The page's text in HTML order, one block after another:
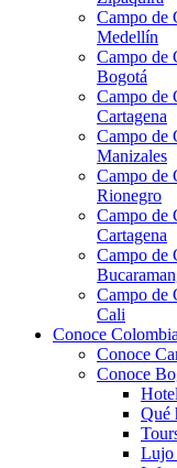
Campo de
Medellín
Campo de
Bogotá
Campo de
Cartagena
Campo de
Manizales
Campo de
Rionegro
Campo de
Cartagena
Campo de
Campo de
Cali
Conoce
Conoce
Conoce
Qué
Lujo